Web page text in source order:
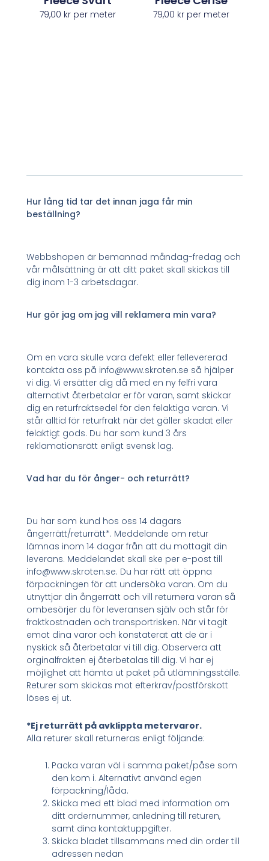
79,00 krper meter 79,00 kr per meter
Hur lång tid tar det innan jaga får min
beställning?
Webbshopen är bemannad måndag-fredag och
vår målsättning är att ditt paket skall skickas till
dig inom 1-3 arbetsdagar.
Hur gör jag om jag vill reklamera min vara?
Om en vara skulle vara defekt eller fellevererad
kontakta oss på info@www.skroten.se så hjälper
vi dig. Vi ersätter dig då med en ny felfri vara
alternativt återbetalar er för varan, samt skickar
dig en returfraktsedel för den felaktiga varan. Vi
står alltid för returfrakt när det gäller skadat eller
felaktigt gods. Du har som kund 3 års
reklamationsrätt enligt svensk lag.
Vad har du för ånger- och returrätt?
Du har som kund hos oss 14 dagars
ångerrätt/returrätt*. Meddelande om retur
lämnas inom 14 dagar från att du mottagit din
leverans. Meddelandet skall ske per e-post till
info@www.skroten.se. Du har rätt att öppna
förpackningen för att undersöka varan. Om du
utnyttjar din ångerrätt och vill returnera varan så
ombesörjer du för leveransen själv och står för
fraktkostnaden och transportrisken. När vi tagit
emot dina varor och konstaterat att de är i
nyskick så återbetalar vi till dig. Observera att
orginalfrakten ej återbetalas till dig. Vi har ej
möjlighet att hämta ut paket på utlämningsställe.
Returer som skickas mot efterkrav/postförskott
löses ej ut.
*Ej returrätt på avklippta metervaror.
Alla returer skall returneras enligt följande:
Packa varan väl i samma paket/påse som
den kom i. Alternativt använd egen
förpackning/låda.
Skicka med ett blad med information om
ditt ordernummer, anledning till returen,
samt dina kontaktuppgifter.
Skicka bladet tillsammans med din order till
adressen nedan